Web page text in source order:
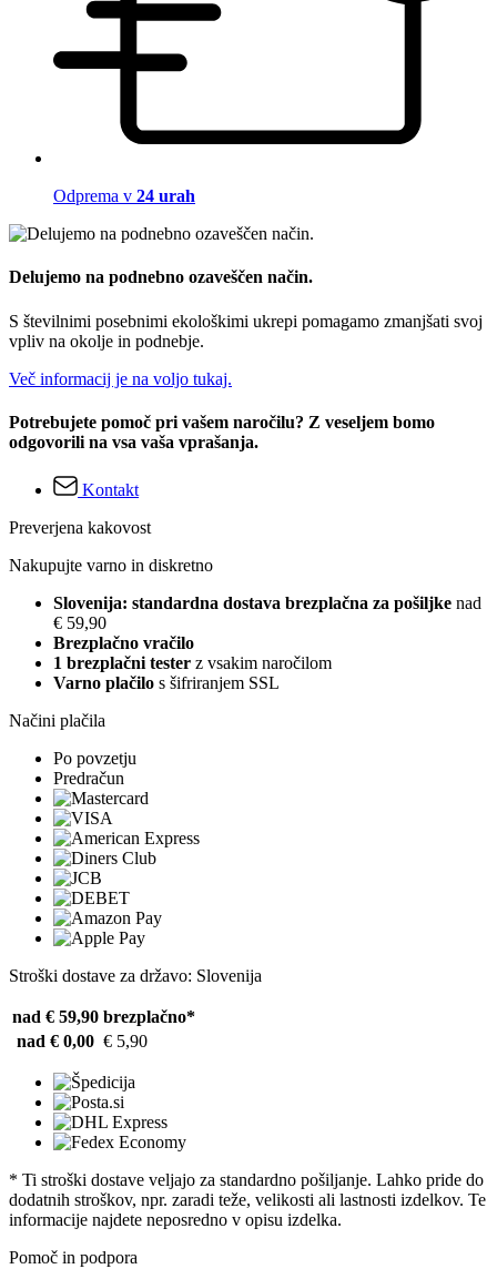
Odprema v 24 urah
Delujemo na podnebno ozaveščen način.
S številnimi posebnimi ekološkimi ukrepi pomagamo zmanjšati svoj
vpliv na okolje in podnebje.
Več informacij je na voljo tukaj.
Potrebujete pomoč pri vašem naročilu? Z veseljem bomo
odgovorili na vsa vaša vprašanja.
Kontakt
Preverjena kakovost
Nakupujte varno in diskretno
Slovenija: standardna dostava brezplačna za pošiljke nad
€ 59,90
Brezplačno vračilo
1 brezplačni tester z vsakim naročilom
Varno plačilo s šifriranjem SSL
Načini plačila
Po povzetju
Predračun
Stroški dostave za državo: Slovenija
nad € 59,90 brezplačno*
nad € 0,00 € 5,90
* Ti stroški dostave veljajo za standardno pošiljanje. Lahko pride do
dodatnih stroškov, npr. zaradi teže, velikosti ali lastnosti izdelkov. Te
informacije najdete neposredno v opisu izdelka.
Pomoč in podpora